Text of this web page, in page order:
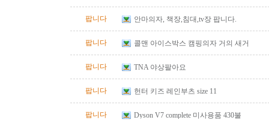
팝니다 안마의자, 책장,침대,tv장 팝니다.
팝니다 콜맨 아이스박스 캠핑의자 거의 새거
팝니다 TNA 야상팔아요
팝니다 헌터 키즈 레인부츠 size 11
팝니다 Dyson V7 complete 미사용품 430불